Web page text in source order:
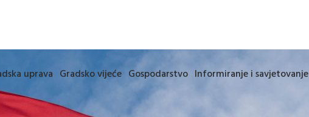
uprava Gradsko vijeće Gospodarstvo Informiranje i savjetovanje